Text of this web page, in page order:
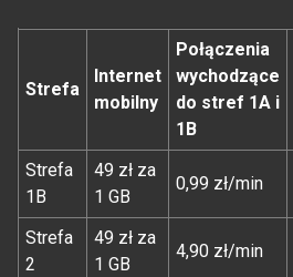
Strefa
Internet
mobilny
Połączenia
wychodzące
do stref 1A i
1B
Strefa
1B
49 zł za
1 GB
0,99 zł/min
Strefa
2
49 zł za
1 GB
4,90 zł/min